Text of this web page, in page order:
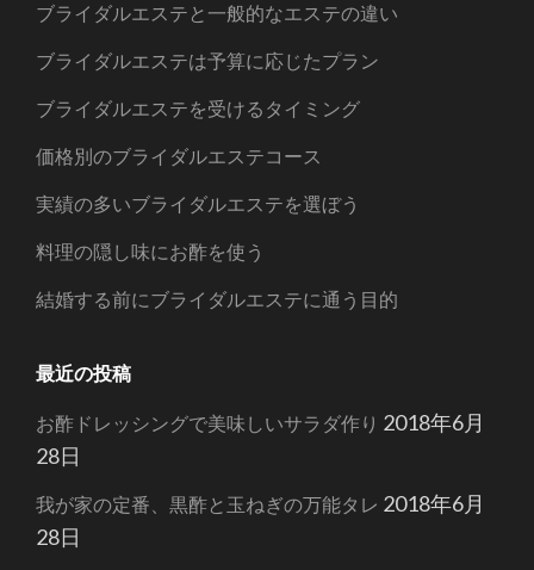
ブライダルエステと一般的なエステの違い
ブライダルエステは予算に応じたプラン
ブライダルエステを受けるタイミング
価格別のブライダルエステコース
実績の多いブライダルエステを選ぼう
料理の隠し味にお酢を使う
結婚する前にブライダルエステに通う目的
最近の投稿
お酢ドレッシングで美味しいサラダ作り 2018年6月
28日
我が家の定番、黒酢と玉ねぎの万能タレ 2018年6月
28日